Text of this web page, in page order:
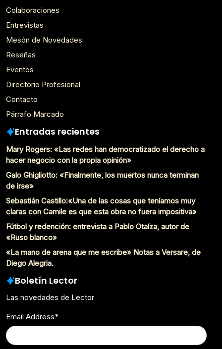
Colaboraciones
Entrevistas
Mesón de Novedades
Reseñas
Eventos
Directorio Profesional
Contacto
Párrafo Marcado
Entradas recientes
Mary Rogers: «Las redes han democratizado el derecho a
hacer negocio con la propia opinión»
Galo Ghigliotto: «Finalmente, los muertos nunca terminan
de irse»
Sebastián Castillo:«Una de las cosas que teníamos muy
claras con Camile es que esta obra no fuera impositiva»
Fútbol y redención: entrevista a Pablo Otaíza, autor de
«Ruso blanco»
«La mano de arena que me escribe» Notas a Versare, de
Diego Alegria.
Boletín Lector
Las novedades de Lector
Email Address*